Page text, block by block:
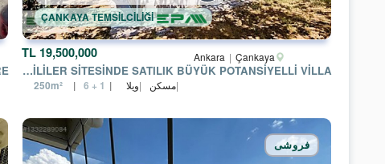
19,500,000 TL Ankara Çankaya
GAZİLİLER SİTESİNDE SATILIK BÜYÜK POTANSİYELLİ VİLLA
مسکن ویلا 250m² 6 + 1
ÇANKAYA TEMSİLCİLİĞİ
فروشی